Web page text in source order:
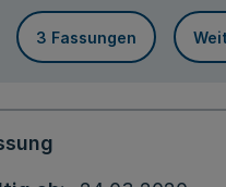
3 Fassungen